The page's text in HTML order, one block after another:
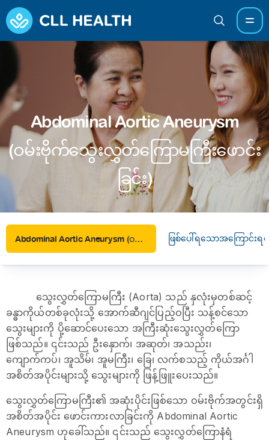
Abdominal Aortic Aneurysm
(ဝမ်းဗိုက်သွေးလွှတ်ကြောမကြီးဖောင်း
ခြင်း)
Abdominal Aortic Aneurysm (ဝမ်းဗိုက်သွေးလွှတ်ကြောမကြီးဖောင်းခြင်း) ဖြစ်ပေါ်ရသောအကြောင်းရင်း
သွေးလွှတ်ကြောမကြီး (Aorta) သည် နှလုံးမှတစ်ဆင့်
ခန္ဓာကိုယ်တစ်ခုလုံးသို့ အောက်ဆီဂျင်ပြည့်ဝပြီး သန့်စင်သော
သွေးများကို ပို့ဆောင်ပေးသော အကြီးဆုံးသွေးလွှတ်ကြော
ဖြစ်သည်။ ၎င်းသည် ဦးနှောက်၊ အဆုတ်၊ အသည်း၊
ကျောက်ကပ်၊ အူသိမ်၊ အူမကြီး၊ ခြေ၊ လက်စသည့် ကိုယ်အင်္ဂါ
အစိတ်အပိုင်းများသို့ သွေးများကို ဖြန့်ဖြူးပေးသည်။
သွေးလွှတ်ကြောမကြီး၏ အဆုံးပိုင်းဖြစ်သော ဝမ်းဗိုက်အတွင်းရှိ
အစိတ်အပိုင်း ဖောင်းကားလာခြင်းကို Abdominal Aortic
Aneurysm ဟုခေါ်သည်။ ၎င်းသည် သွေးလွှတ်ကြောနံရံ